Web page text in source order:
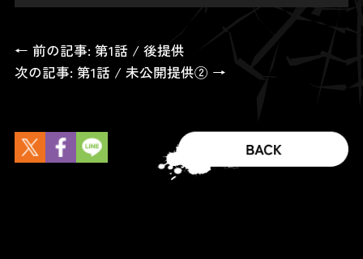
← 前の記事: 第1話 / 後提供
次の記事: 第1話 / 未公開提供② →